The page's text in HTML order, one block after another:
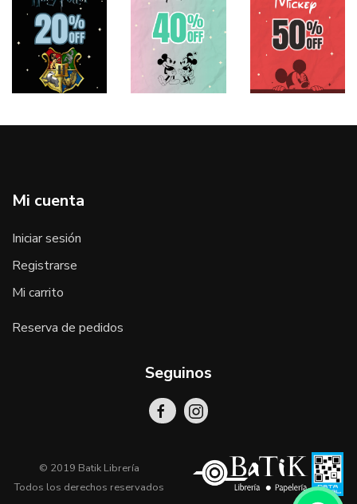
Mi cuenta
Iniciar sesión
Registrarse
Mi carrito
Reserva de pedidos
Seguinos
© 2019 Batik Librería
Todos los derechos reservados